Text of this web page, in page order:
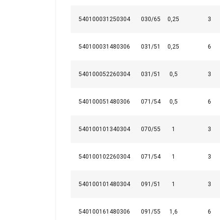
540100031250304 030/65 0,25 3
540100031480306 031/51 0,25 6
540100052260304 031/51 0,5 3
540100051480306 071/54 0,5 6
540100101340304 070/55 1 3
540100102260304 071/54 1 3
540100101480304 091/51 1 3
540100161480306 091/55 1,6 6
Žymėjimas:
Naudojame
ją sujungti su